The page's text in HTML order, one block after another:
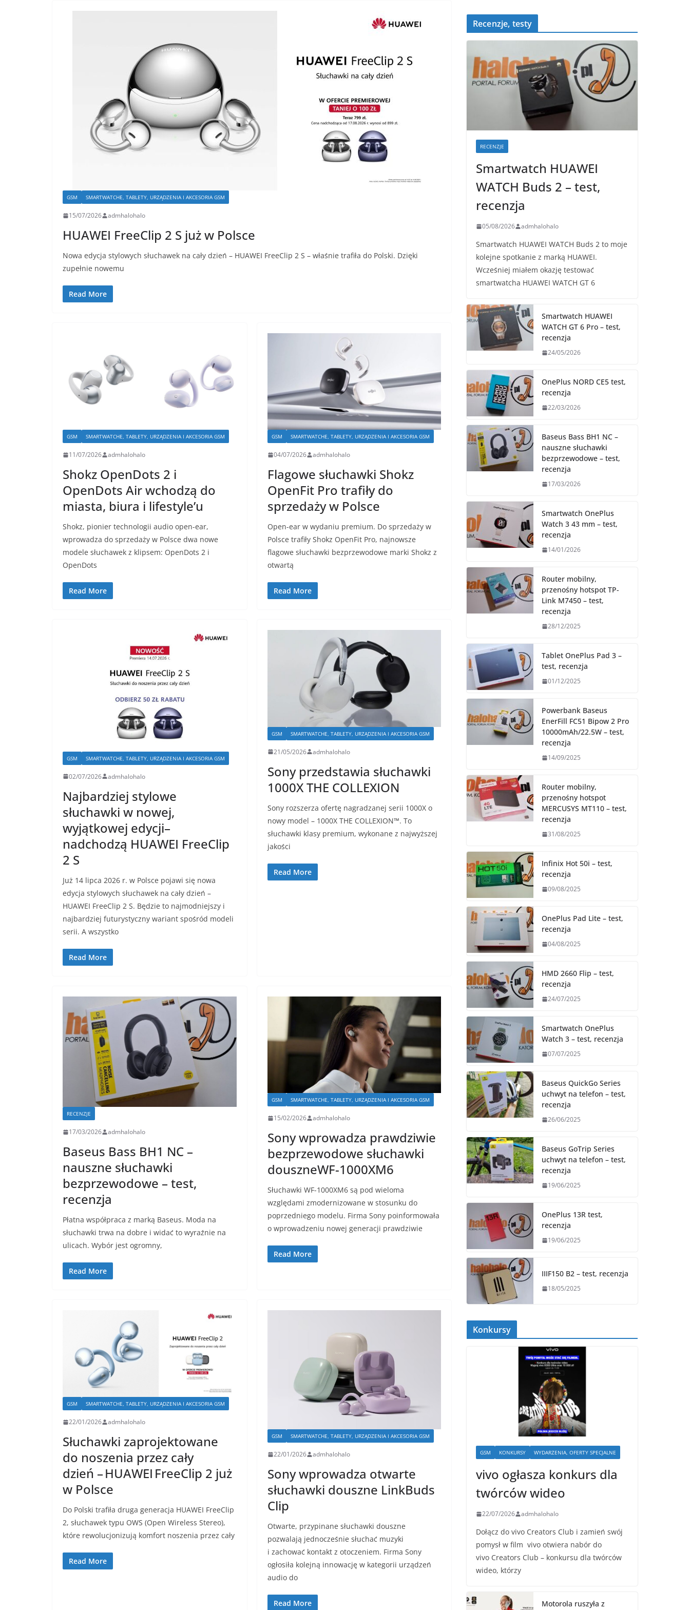
GSM SMARTWATCHE, TABLETY, URZĄDZENIA I AKCESORIA GSM
15/07/2026 admhalohalo
HUAWEI FreeClip 2 S już w Polsce
Nowa edycja stylowych słuchawek na cały dzień – HUAWEI FreeClip 2 S – właśnie trafiła do Polski. Dzięki
zupełnie nowemu
Read More
GSM SMARTWATCHE, TABLETY, URZĄDZENIA I AKCESORIA GSM
11/07/2026 admhalohalo
Shokz OpenDots 2 i
OpenDots Air wchodzą do
miasta, biura i lifestyle’u
Shokz, pionier technologii audio open-ear,
wprowadza do sprzedaży w Polsce dwa nowe
modele słuchawek z klipsem: OpenDots 2 i
OpenDots
Read More
GSM SMARTWATCHE, TABLETY, URZĄDZENIA I AKCESORIA GSM
04/07/2026 admhalohalo
Flagowe słuchawki Shokz
OpenFit Pro trafiły do
sprzedaży w Polsce
Open-ear w wydaniu premium. Do sprzedaży w
Polsce trafiły Shokz OpenFit Pro, najnowsze
flagowe słuchawki bezprzewodowe marki Shokz z
otwartą
Read More
GSM SMARTWATCHE, TABLETY, URZĄDZENIA I AKCESORIA GSM
02/07/2026 admhalohalo
Najbardziej stylowe
słuchawki w nowej,
wyjątkowej edycji–
nadchodzą HUAWEI FreeClip
2 S
Już 14 lipca 2026 r. w Polsce pojawi się nowa
edycja stylowych słuchawek na cały dzień –
HUAWEI FreeClip 2 S. Będzie to najmodniejszy i
najbardziej futurystyczny wariant spośród modeli
serii. A wszystko
Read More
GSM SMARTWATCHE, TABLETY, URZĄDZENIA I AKCESORIA GSM
21/05/2026 admhalohalo
Sony przedstawia słuchawki ​​
1000X THE COLLEXION
Sony rozszerza ofertę nagradzanej serii 1000X o
nowy model – 1000X THE COLLEXION™. To
słuchawki klasy premium, wykonane z najwyższej
jakości
Read More
RECENZJE
17/03/2026 admhalohalo
Baseus Bass BH1 NC –
nauszne słuchawki
bezprzewodowe – test,
recenzja
Płatna współpraca z marką Baseus. Moda na
słuchawki trwa na dobre i widać to wyraźnie na
ulicach. Wybór jest ogromny,
Read More
GSM SMARTWATCHE, TABLETY, URZĄDZENIA I AKCESORIA GSM
15/02/2026 admhalohalo
Sony wprowadza prawdziwie
bezprzewodowe słuchawki
douszne​WF-1000XM6
Słuchawki WF-1000XM6 są pod wieloma
względami zmodernizowane w stosunku do
poprzedniego modelu. Firma Sony poinformowała
o wprowadzeniu nowej generacji prawdziwie
Read More
GSM SMARTWATCHE, TABLETY, URZĄDZENIA I AKCESORIA GSM
22/01/2026 admhalohalo
Słuchawki zaprojektowane
do noszenia przez cały
dzień – HUAWEI FreeClip 2 już
w Polsce
Do Polski trafiła druga generacja HUAWEI FreeClip
2, słuchawek typu OWS (Open Wireless Stereo),
które rewolucjonizują komfort noszenia przez cały
Read More
GSM SMARTWATCHE, TABLETY, URZĄDZENIA I AKCESORIA GSM
22/01/2026 admhalohalo
Sony wprowadza otwarte
słuchawki douszne LinkBuds
Clip
Otwarte, przypinane słuchawki douszne
pozwalają jednocześnie słuchać muzyki
i zachować kontakt z otoczeniem. Firma Sony
ogłosiła kolejną innowację w kategorii urządzeń
audio do
Read More
Recenzje, testy
RECENZJE
Smartwatch HUAWEI
WATCH Buds 2 – test,
recenzja
05/08/2026 admhalohalo
Smartwatch HUAWEI WATCH Buds 2 to moje
kolejne spotkanie z marką HUAWEI.
Wcześniej miałem okazję testować
smartwatcha HUAWEI WATCH GT 6
Smartwatch HUAWEI
WATCH GT 6 Pro – test,
recenzja
24/05/2026
OnePlus NORD CE5 test,
recenzja
22/03/2026
Baseus Bass BH1 NC –
nauszne słuchawki
bezprzewodowe – test,
recenzja
17/03/2026
Smartwatch OnePlus
Watch 3 43 mm – test,
recenzja
14/01/2026
Router mobilny,
przenośny hotspot TP-
Link M7450 – test,
recenzja
28/12/2025
Tablet OnePlus Pad 3 –
test, recenzja
01/12/2025
Powerbank Baseus
EnerFill FC51 Bipow 2 Pro
10000mAh/22.5W – test,
recenzja
14/09/2025
Router mobilny,
przenośny hotspot
MERCUSYS MT110 – test,
recenzja
31/08/2025
Infinix Hot 50i – test,
recenzja
09/08/2025
OnePlus Pad Lite – test,
recenzja
04/08/2025
HMD 2660 Flip – test,
recenzja
24/07/2025
Smartwatch OnePlus
Watch 3 – test, recenzja
07/07/2025
Baseus QuickGo Series
uchwyt na telefon – test,
recenzja
26/06/2025
Baseus GoTrip Series
uchwyt na telefon – test,
recenzja
19/06/2025
OnePlus 13R test,
recenzja
19/06/2025
IIIF150 B2 – test, recenzja
18/05/2025
Konkursy
GSM KONKURSY WYDARZENIA, OFERTY SPECJALNE
vivo ogłasza konkurs dla
twórców wideo
22/07/2026 admhalohalo
Dołącz do vivo Creators Club i zamień swój
pomysł w film vivo otwiera nabór do
vivo Creators Club – konkursu dla twórców
wideo, którzy
Motorola ruszyła z